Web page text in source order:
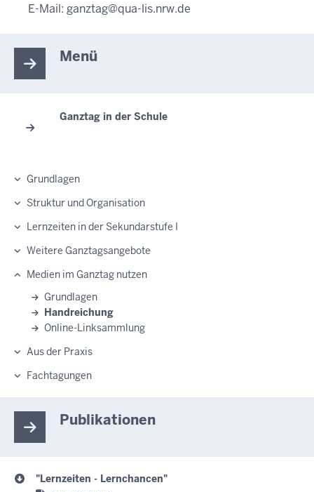
E-Mail: ganztag@qua-lis.nrw.de
Menü
Ganztag in der Schule
Grundlagen
Struktur und Organisation
Lernzeiten in der Sekundarstufe I
Weitere Ganztagsangebote
Medien im Ganztag nutzen
Grundlagen
Handreichung
Online-Linksammlung
Aus der Praxis
Fachtagungen
Publikationen
"Lernzeiten - Lernchancen"